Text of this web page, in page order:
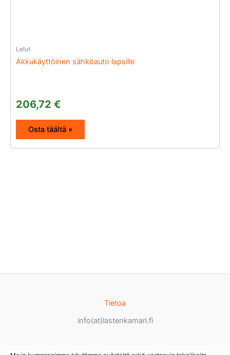
Lelut
Akkukäyttöinen sähköauto lapsille
206,72 €
Osta täältä »
Tietoa
info(at)lastenkamari.fi